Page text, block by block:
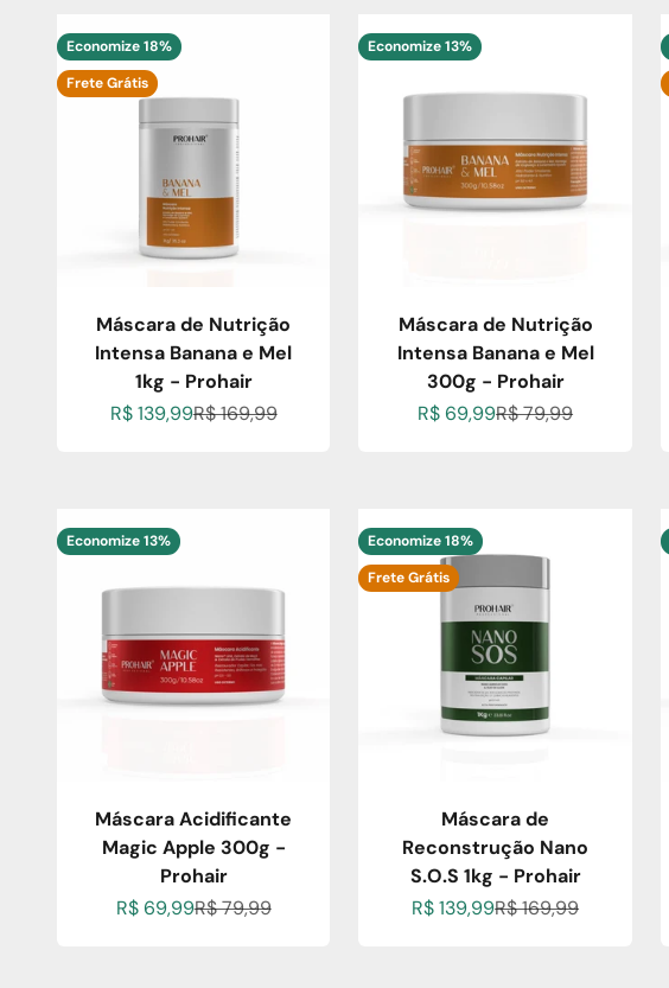
Economize 18%
Frete Grátis
Máscara de Nutrição
Intensa Banana e Mel
1kg - Prohair
Preço promocional
R$ 139,99Preço normal
R$ 169,99
Economize 13%
Máscara de Nutrição
Intensa Banana e Mel
300g - Prohair
Preço promocional
R$ 69,99Preço normal
R$ 79,99
Economize 13%
Máscara Acidificante
Magic Apple 300g -
Prohair
Preço promocional
R$ 69,99Preço normal
R$ 79,99
Economize 18%
Frete Grátis
Máscara de
Reconstrução Nano
S.O.S 1kg - Prohair
Preço promocional
R$ 139,99Preço normal
R$ 169,99